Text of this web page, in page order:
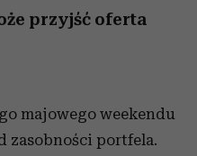
przyjść oferta
majowego weekendu
zasobności portfela.